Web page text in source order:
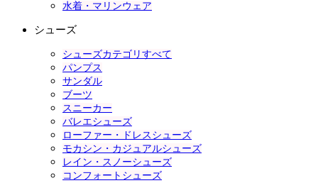
水着・マリンウェア
シューズ
シューズカテゴリすべて
パンプス
サンダル
ブーツ
スニーカー
バレエシューズ
ローファー・ドレスシューズ
モカシン・カジュアルシューズ
レイン・スノーシューズ
コンフォートシューズ